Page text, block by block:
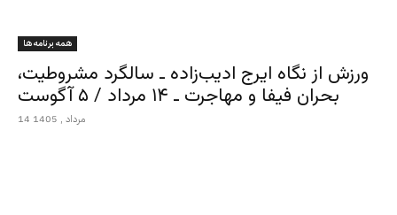
همه برنامه ها
ورزش از نگاه ایرج ادیب‌زاده ـ سالگرد مشروطیت،
بحران فیفا و مهاجرت ـ ۱۴ مرداد / ۵ آگوست
14 مرداد , 1405